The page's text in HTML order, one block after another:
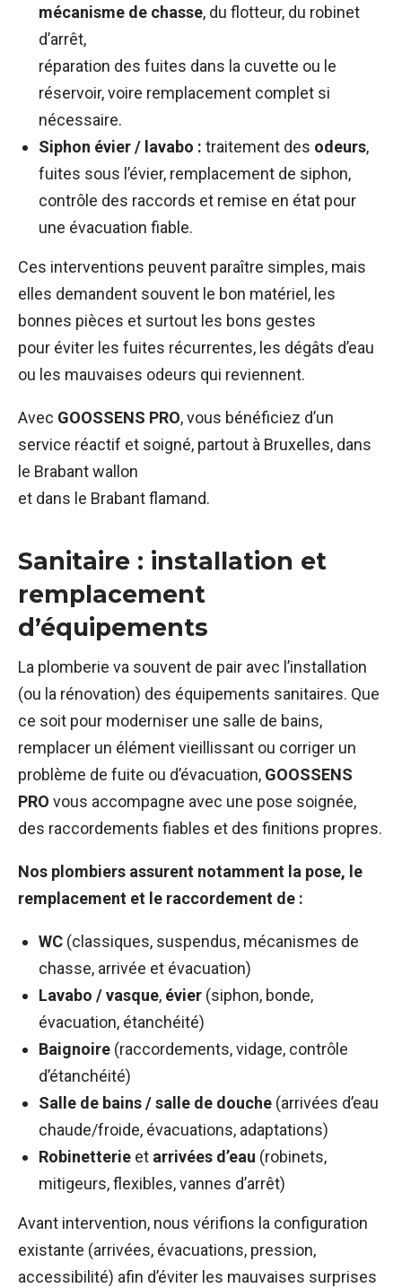
mécanisme de chasse, du flotteur, du robinet
d’arrêt,
réparation des fuites dans la cuvette ou le
réservoir, voire remplacement complet si
nécessaire.
Siphon évier / lavabo : traitement des odeurs,
fuites sous l’évier, remplacement de siphon,
contrôle des raccords et remise en état pour
une évacuation fiable.
Ces interventions peuvent paraître simples, mais
elles demandent souvent le bon matériel, les
bonnes pièces et surtout les bons gestes
pour éviter les fuites récurrentes, les dégâts d’eau
ou les mauvaises odeurs qui reviennent.
Avec GOOSSENS PRO, vous bénéficiez d’un
service réactif et soigné, partout à Bruxelles, dans
le Brabant wallon
et dans le Brabant flamand.
Sanitaire : installation et
remplacement
d’équipements
La plomberie va souvent de pair avec l’installation
(ou la rénovation) des équipements sanitaires. Que
ce soit pour moderniser une salle de bains,
remplacer un élément vieillissant ou corriger un
problème de fuite ou d’évacuation, GOOSSENS
PRO vous accompagne avec une pose soignée,
des raccordements fiables et des finitions propres.
Nos plombiers assurent notamment la pose, le
remplacement et le raccordement de :
WC (classiques, suspendus, mécanismes de
chasse, arrivée et évacuation)
Lavabo / vasque, évier (siphon, bonde,
évacuation, étanchéité)
Baignoire (raccordements, vidage, contrôle
d’étanchéité)
Salle de bains / salle de douche (arrivées d’eau
chaude/froide, évacuations, adaptations)
Robinetterie et arrivées d’eau (robinets,
mitigeurs, flexibles, vannes d’arrêt)
Avant intervention, nous vérifions la configuration
existante (arrivées, évacuations, pression,
accessibilité) afin d’éviter les mauvaises surprises